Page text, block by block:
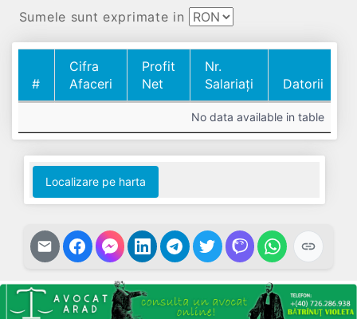
Sumele sunt exprimate in
#
Cifra
Afaceri
Profit
Net
Nr.
Salariați
Datorii
Afaceri
Net
Nr.
Salariați
Datorii
No data available in table
Localizare pe harta